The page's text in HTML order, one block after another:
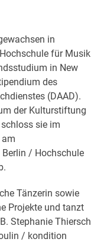
in
für Musik
in New
des
(DAAD).
der Kulturstiftung
sie im
/ Hochschule
Tänzerin sowie
Projekte und tanzt
Stephanie Thiersch
/ kondition